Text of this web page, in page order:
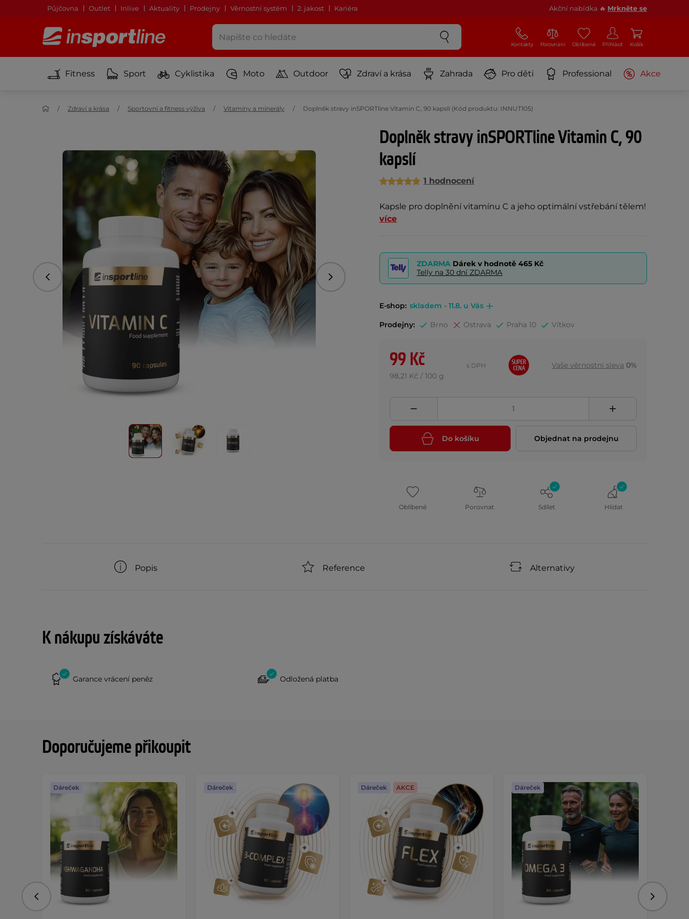
Půjčovna Outlet Inlive Aktuality Prodejny Věrnostní systém 2. jakost Kariéra Akční nabídka 🔥 Mrkněte se
Kontakty Porovnání Oblíbené Přihlásit Košík
Fitness Sport Cyklistika Moto Outdoor Zdraví a krása Zahrada Pro děti Professional Akce
Zdraví a krása Sportovní a fitness výživa Vitamíny a minerály Doplněk stravy inSPORTline Vitamin C, 90 kapslí (Kód produktu: INNUT105)
Doplněk stravy inSPORTline Vitamin C, 90
kapslí
1 hodnocení
Kapsle pro doplnění vitamínu C a jeho optimální vstřebání tělem!
více
Předchozí Následující
ZDARMA Dárek v hodnotě 465 Kč
Telly na 30 dní ZDARMA
E-shop: skladem - 11.8. u Vás
Prodejny: Brno Ostrava Praha 10 Vítkov
99 Kč
98,21 Kč / 100 g
s DPH
SUPER
CENA
Vaše věrnostní sleva 0%
Do košíku Objednat na prodejnu
Oblíbené Porovnat Sdílet Hlídat
Popis Reference Alternativy
K nákupu získáváte
Garance vrácení peněz Odložená platba
Doporučujeme přikoupit
Dáreček Dáreček Dáreček AKCE Dáreček
Předchozí